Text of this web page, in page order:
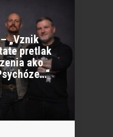
„Vznik
pretlak
ako